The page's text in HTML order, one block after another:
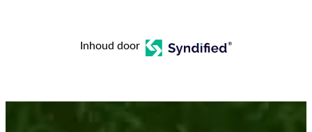
Inhoud door